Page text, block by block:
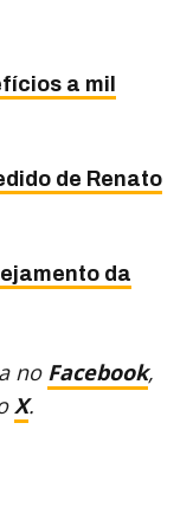
a mil
de Renato
da
no Facebook,
X.